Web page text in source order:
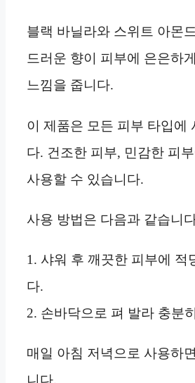
블랙 바닐라와 스위트 아몬
드러운 향이 피부에 은은하
느낌을 줍니다.
이 제품은 모든 피부 타입에
다. 건조한 피부, 민감한 피
사용할 수 있습니다.
사용 방법은 다음과 같습니
1. 샤워 후 깨끗한 피부에 적
다.
2. 손바닥으로 펴 발라 충분
매일 아침 저녁으로 사용하
니다.